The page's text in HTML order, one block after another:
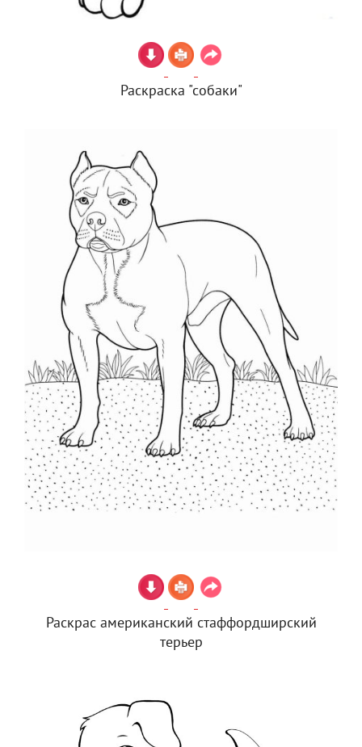
Раскраска "собаки"
Раскрас американский стаффордширский
терьер